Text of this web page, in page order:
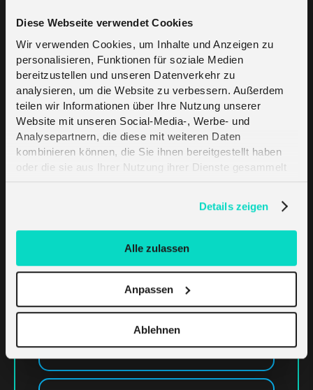
Diese Webseite verwendet Cookies
Wir verwenden Cookies, um Inhalte und Anzeigen zu
personalisieren, Funktionen für soziale Medien
bereitzustellen und unseren Datenverkehr zu
analysieren, um die Website zu verbessern. Außerdem
teilen wir Informationen über Ihre Nutzung unserer
Website mit unseren Social-Media-, Werbe- und
Analysepartnern, die diese mit weiteren Daten
kombinieren können, die Sie ihnen bereitgestellt haben
oder die sie aus Ihrer Nutzung ihrer Dienste gesammelt
Details zeigen
Alle zulassen
Anpassen
Ablehnen
Länder- und
Dienstleistungsübersicht
Filter
Abdeckung
conekkt TE SIM (LPWAN)
Coverage
Herunterladen